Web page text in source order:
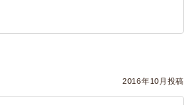
2016年10月投稿